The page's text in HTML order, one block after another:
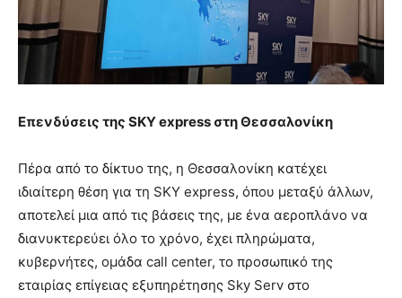
Επενδύσεις της SKYexpress στη Θεσσαλονίκη
Πέρα από το δίκτυο της, η Θεσσαλονίκη κατέχει
ιδιαίτερη θέση για τη SKY express, όπου μεταξύ άλλων,
αποτελεί μια από τις βάσεις της, με ένα αεροπλάνο να
διανυκτερεύει όλο το χρόνο, έχει πληρώματα,
κυβερνήτες, ομάδα call center, το προσωπικό της
εταιρίας επίγειας εξυπηρέτησης Sky Serv στο